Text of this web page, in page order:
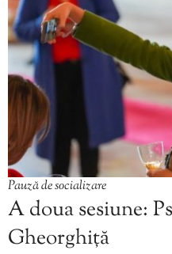
Pauză de socializare
A doua sesiune:
Gheorghiță